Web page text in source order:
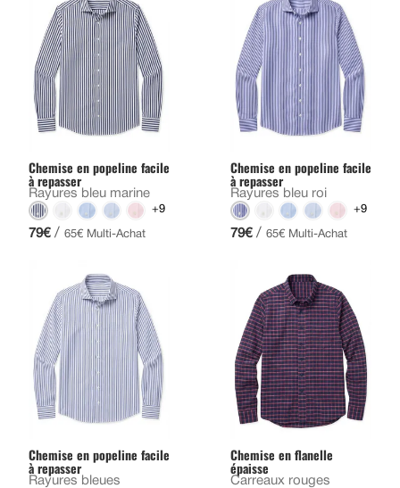
Chemise en popeline facile
à repasser
Rayures bleu marine
+9
79€ / 65€ Multi-Achat
Chemise en popeline facile
à repasser
Rayures bleu roi
+9
79€ / 65€ Multi-Achat
Chemise en popeline facile
à repasser
Rayures bleues
Chemise en flanelle
épaisse
Carreaux rouges